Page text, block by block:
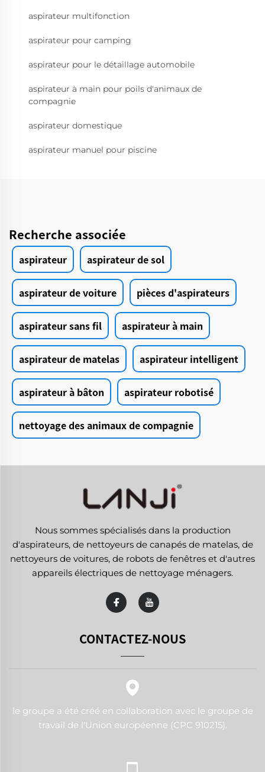
aspirateur multifonction
aspirateur pour camping
aspirateur pour le détaillage automobile
aspirateur à main pour poils d'animaux de
compagnie
aspirateur domestique
aspirateur manuel pour piscine
Recherche associée
aspirateur aspirateur de sol
aspirateur de voiture pièces d'aspirateurs
aspirateur sans fil aspirateur à main
aspirateur de matelas aspirateur intelligent
aspirateur à bâton aspirateur robotisé
nettoyage des animaux de compagnie
Nous sommes spécialisés dans la production
d'aspirateurs, de nettoyeurs de canapés de matelas, de
nettoyeurs de voitures, de robots de fenêtres et d'autres
appareils électriques de nettoyage ménagers.
CONTACTEZ-NOUS
le groupe a été créé en collaboration avec le groupe de
travail de l'Union européenne (CPC 910215).